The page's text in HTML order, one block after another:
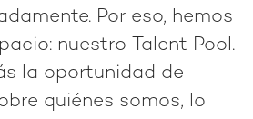
Por eso, hemos
nuestro Talent Pool.
la oportunidad de
quiénes somos, lo